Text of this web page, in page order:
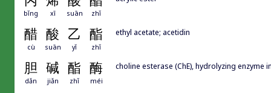
bǐng xī suān zhǐ
醋 酸 乙 酯
cù suān yǐ zhǐ
ethyl acetate; acetidin
胆 碱 酯 酶
dǎn jiǎn zhǐ méi
choline esterase (ChE), hydrolyzing enzyme